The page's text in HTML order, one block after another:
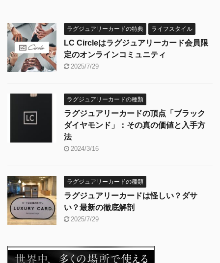
ラグジュアリーカードの特典 ライフスタイル
LC Circleはラグジュアリーカード会員限
定のオンラインコミュニティ
2025/7/29
ラグジュアリーカードの種類
ラグジュアリーカードの頂点「ブラック
ダイヤモンド」：その真の価値と入手方
法
2024/3/16
ラグジュアリーカードの種類
ラグジュアリーカードは怪しい？ダサ
い？最新の徹底解剖
2025/7/29